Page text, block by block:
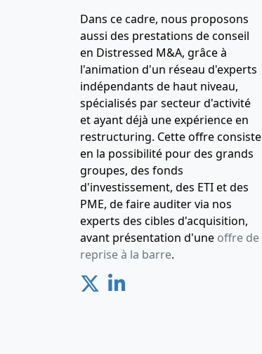
Dans ce cadre, nous proposons
aussi des prestations de conseil
en Distressed M&A, grâce à
l'animation d'un réseau d'experts
indépendants de haut niveau,
spécialisés par secteur d'activité
et ayant déjà une expérience en
restructuring. Cette offre consiste
en la possibilité pour des grands
groupes, des fonds
d'investissement, des ETI et des
PME, de faire auditer via nos
experts des cibles d'acquisition,
avant présentation d'une offre de
reprise à la barre.